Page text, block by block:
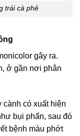
trái cà phê
gây ra.
ở gần nơi phân
cành có xuất hiện
bụi phấn, sau đó
bệnh màu phớt